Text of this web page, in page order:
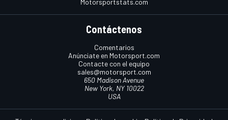
Contáctenos
Comentarios
Anúnciate en Motorsport.com
Contacte con el equipo
sales@motorsport.com
650 Madison Avenue
New York, NY 10022
USA